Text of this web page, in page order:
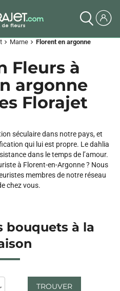
chevron_right Marne chevron_right Florent en argonne
Fleurs à
argonne
Florajet
séculaire dans notre pays, et
qui lui est propre. Le dahlia
dans le temps de l’amour.
à Florent-en-Argonne ? Nous
membres de notre réseau
chez vous.
bouquets à la
TROUVER